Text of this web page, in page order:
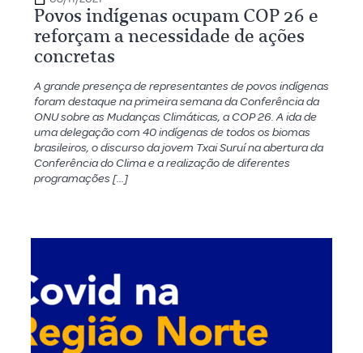
Povos indígenas ocupam COP 26 e
reforçam a necessidade de ações
concretas
A grande presença de representantes de povos indígenas
foram destaque na primeira semana da Conferência da
ONU sobre as Mudanças Climáticas, a COP 26. A ida de
uma delegação com 40 indígenas de todos os biomas
brasileiros, o discurso da jovem Txai Suruí na abertura da
Conferência do Clima e a realização de diferentes
programações […]